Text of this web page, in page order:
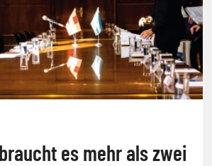
es mehr als zwei